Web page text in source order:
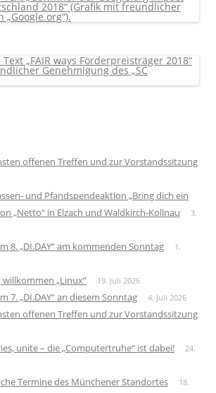
offenen Treffen und zur Vorstandssitzung
und Pfandspendeaktion „Bring dich ein
„Netto“ in Elzach und Waldkirch-Kollnau
3.
8. „DI.DAY“ am kommenden Sonntag
1.
willkommen „Linux“ 19. Juli 2026
7. „DI.DAY“ an diesem Sonntag 4. Juli 2026
offenen Treffen und zur Vorstandssitzung
unite – die „Computertruhe“ ist dabei!
24.
Termine des Münchener Standortes
18.